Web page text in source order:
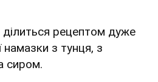
ділиться рецептом дуже
намазки з тунця, з
сиром.